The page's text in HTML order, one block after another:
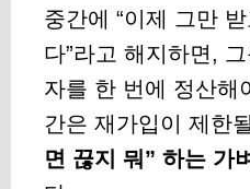
중간에 “이제 그만
다”라고 해지하면,
자를 한 번에 정산해
간은 재가입이 제한
면 끊지 뭐” 하는 가